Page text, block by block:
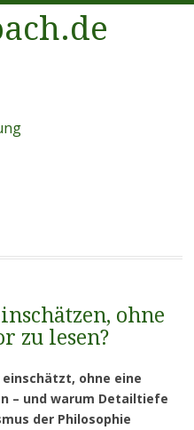
ohne
zu lesen?
ohne eine
– und warum Detailtiefe
der Philosophie